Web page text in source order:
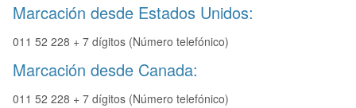
Marcación desde Estados Unidos:
011 52 228 + 7 dígitos (Número telefónico)
Marcación desde Canada:
011 52 228 + 7 dígitos (Número telefónico)